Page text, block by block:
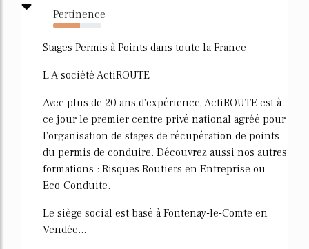
Pertinence
55%
Stages Permis à Points dans toute la France
L A société ActiROUTE
Avec plus de 20 ans d'expérience, ActiROUTE est à
ce jour le premier centre privé national agréé pour
l'organisation de stages de récupération de points
du permis de conduire. Découvrez aussi nos autres
formations : Risques Routiers en Entreprise ou
Eco-Conduite.
Le siège social est basé à Fontenay-le-Comte en
Vendée...